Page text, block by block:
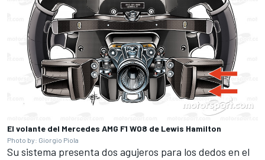
El volante del Mercedes AMG F1 W08 de Lewis Hamilton
Photo by: Giorgio Piola
Su sistema presenta dos agujeros para los dedos en el